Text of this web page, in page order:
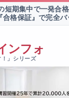
短期集中で一発合格
合格保証』で完全バ
ンフォ
」シリーズ